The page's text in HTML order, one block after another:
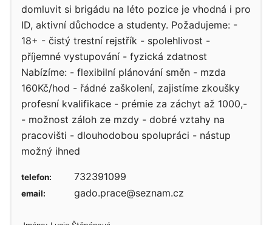
domluvit si brigádu na léto pozice je vhodná i pro
ID, aktivní důchodce a studenty. Požadujeme: -
18+ - čistý trestní rejstřík - spolehlivost -
příjemné vystupování - fyzická zdatnost
Nabízíme: - flexibilní plánování směn - mzda
160Kč/hod - řádné zaškolení, zajistíme zkoušky
profesní kvalifikace - prémie za záchyt až 1000,-
- možnost záloh ze mzdy - dobré vztahy na
pracovišti - dlouhodobou spolupráci - nástup
možný ihned
telefon: 732391099
email: gado.prace@seznam.cz